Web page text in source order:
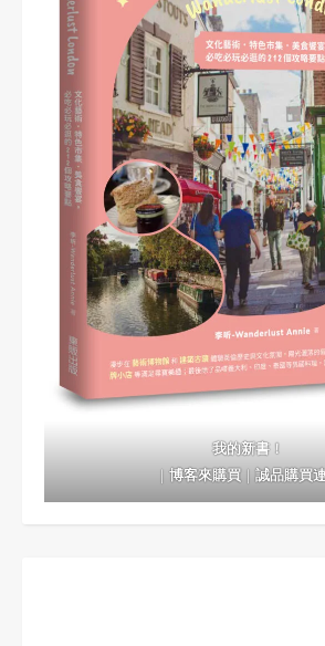
我的新書！
｜博客來購買｜誠品購買